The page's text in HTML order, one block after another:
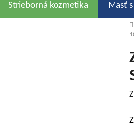
Strieborná kozmetika Masť